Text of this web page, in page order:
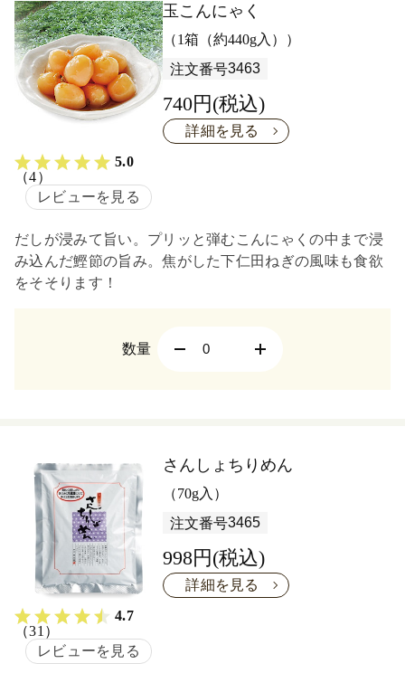
5.0
（4）
レビューを見る
玉こんにゃく
（1箱（約440g入））
注文番号3463
740円(税込)
詳細を見る
だしが浸みて旨い。プリッと弾むこんにゃくの中まで浸
み込んだ鰹節の旨み。焦がした下仁田ねぎの風味も食欲
をそそります！
数量
4.7
（31）
レビューを見る
さんしょちりめん
（70g入）
注文番号3465
998円(税込)
詳細を見る